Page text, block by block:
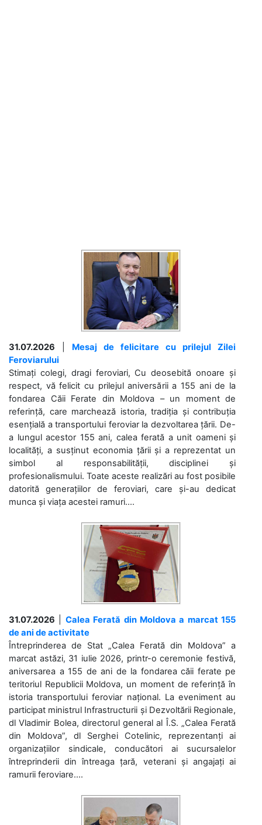
31.07.2026
Mesaj de felicitare cu prilejul Zilei
Feroviarului
Stimați colegi, dragi feroviari, Cu deosebită onoare și
respect, vă felicit cu prilejul aniversării a 155 ani de la
fondarea Căii Ferate din Moldova – un moment de
referință, care marchează istoria, tradiția și contribuția
esențială a transportului feroviar la dezvoltarea țării. De-
a lungul acestor 155 ani, calea ferată a unit oameni și
localități, a susținut economia țării și a reprezentat un
simbol al responsabilității, disciplinei și
profesionalismului. Toate aceste realizări au fost posibile
datorită generațiilor de feroviari, care și-au dedicat
munca și viața acestei ramuri....
31.07.2026
Calea Ferată din Moldova a marcat 155
de ani de activitate
Întreprinderea de Stat „Calea Ferată din Moldova” a
marcat astăzi, 31 iulie 2026, printr-o ceremonie festivă,
aniversarea a 155 de ani de la fondarea căii ferate pe
teritoriul Republicii Moldova, un moment de referință în
istoria transportului feroviar național. La eveniment au
participat ministrul Infrastructurii și Dezvoltării Regionale,
dl Vladimir Bolea, directorul general al Î.S. „Calea Ferată
din Moldova”, dl Serghei Cotelinic, reprezentanți ai
organizațiilor sindicale, conducători ai sucursalelor
întreprinderii din întreaga țară, veterani și angajați ai
ramurii feroviare....